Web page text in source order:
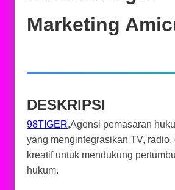
Marketing
DESKRIPSI
98TIGER,Agensi pemasaran
yang mengintegrasikan TV, radio,
kreatif untuk mendukung
hukum.